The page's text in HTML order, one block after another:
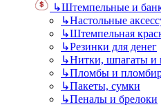
↳Штемпельные и
↳Настольные
↳Штемпельная
↳Резинки для денег
↳Нитки, шпагаты и
↳Пломбы и
↳Пакеты, сумки
↳Пеналы и брелоки